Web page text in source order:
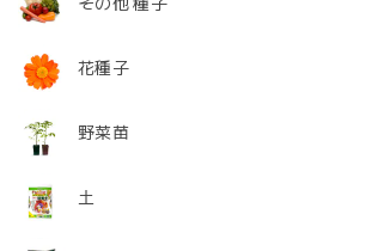
花種子
野菜苗
土